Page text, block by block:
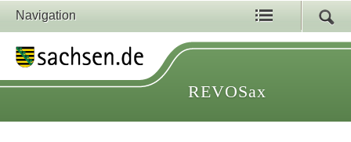
Navigation
REVOSax